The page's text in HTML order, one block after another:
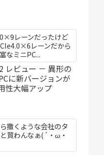
レーンだったけど
レーンだから
なミニPC...
レビュー － 異形の
に新バージョンが
性大幅アップ
撒くような会社のタ
買わんなぁ(´・ω・